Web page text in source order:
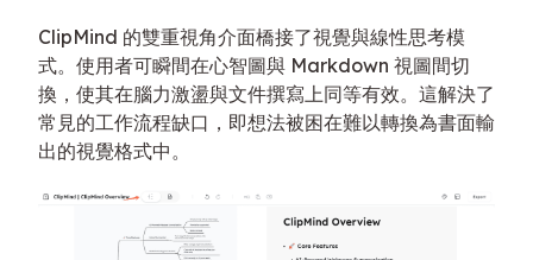
ClipMind 的雙重視角介面橋接了視覺與線性思考模
式。使用者可瞬間在心智圖與 Markdown 視圖間切
換，使其在腦力激盪與文件撰寫上同等有效。這解決了
常見的工作流程缺口，即想法被困在難以轉換為書面輸
出的視覺格式中。